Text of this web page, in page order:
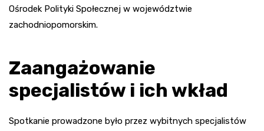
Ośrodek Polityki Społecznej w województwie
zachodniopomorskim.
Zaangażowanie
specjalistów i ich wkład
Spotkanie prowadzone było przez wybitnych specjalistów